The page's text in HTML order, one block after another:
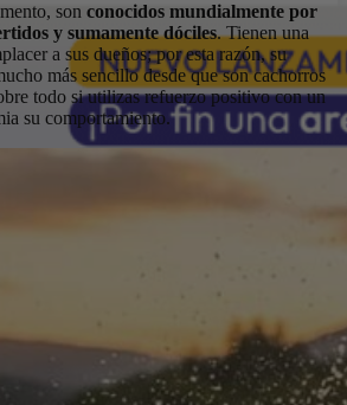
son conocidos mundialmente por
y sumamente dóciles. Tienen una
a sus dueños; por esta razón, su
más sencillo desde que son cachorros
todo si utilizas refuerzo positivo con un
su comportamiento.